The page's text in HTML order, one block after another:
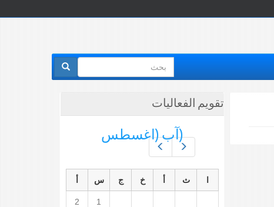
استمارة
البحث
تقويم الفعاليات
(آب (اغسطس
ث خ ج س
1
2